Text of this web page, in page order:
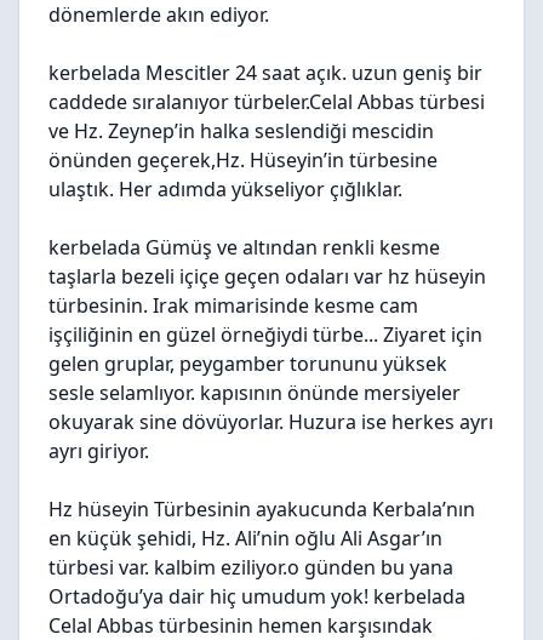
dönemlerde akın ediyor.
kerbelada Mescitler 24 saat açık. uzun geniş bir
caddede sıralanıyor türbeler.Celal Abbas türbesi
ve Hz. Zeynep’in halka seslendiği mescidin
önünden geçerek,Hz. Hüseyin’in türbesine
ulaştık. Her adımda yükseliyor çığlıklar.
kerbelada Gümüş ve altından renkli kesme
taşlarla bezeli içiçe geçen odaları var hz hüseyin
türbesinin. Irak mimarisinde kesme cam
işçiliğinin en güzel örneğiydi türbe... Ziyaret için
gelen gruplar, peygamber torununu yüksek
sesle selamlıyor. kapısının önünde mersiyeler
okuyarak sine dövüyorlar. Huzura ise herkes ayrı
ayrı giriyor.
Hz hüseyin Türbesinin ayakucunda Kerbala’nın
en küçük şehidi, Hz. Ali’nin oğlu Ali Asgar’ın
türbesi var. kalbim eziliyor.o günden bu yana
Ortadoğu’ya dair hiç umudum yok! kerbelada
Celal Abbas türbesinin hemen karşısındak